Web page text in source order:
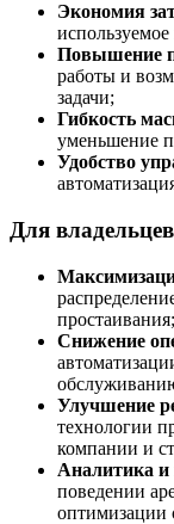
Экономия
Повышение
работы и
задачи;
Гибкость
уменьшение
Удобство
Для
простаивания;
Снижение
Улучшение
технологии
компании и
Аналитика и
поведении
оптимизации